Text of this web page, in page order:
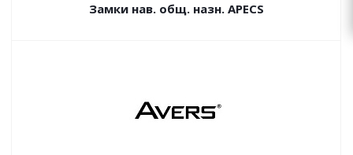
Замки нав. общ. назн. APECS